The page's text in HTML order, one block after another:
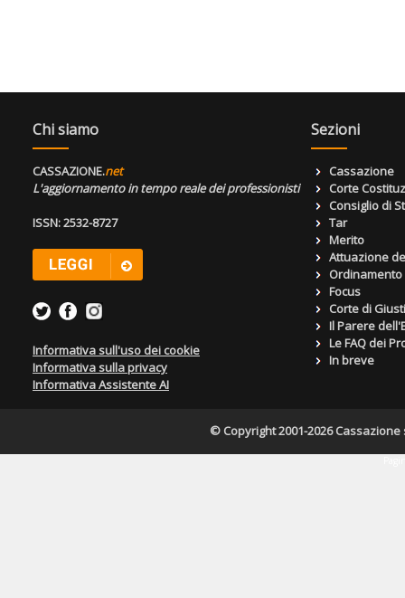
Chi siamo
CASSAZIONE.net
L'aggiornamento in tempo reale dei professionisti
ISSN: 2532-8727
Informativa sull'uso dei cookie
Informativa sulla privacy
Informativa Assistente AI
Sezioni
Cassazione
Corte
Consiglio di
Tar
Merito
Attuazione
Focus
Corte di
Il Parere
Le FAQ dei
In breve
© Copyright 2001-2026 Cassazione